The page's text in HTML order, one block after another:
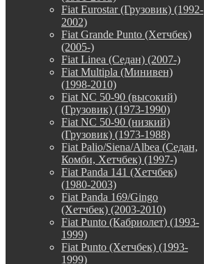
Fiat Eurostar (Грузовик) (1992-
2002)
Fiat Grande Punto (Хетчбек)
(2005-)
Fiat Linea (Седан) (2007-)
Fiat Multipla (Минивен)
(1998-2010)
Fiat NC 50-90 (высокий)
(Грузовик) (1973-1990)
Fiat NC 50-90 (низкий)
(Грузовик) (1973-1988)
Fiat Palio/Siena/Albea (Седан,
Комби, Хетчбек) (1997-)
Fiat Panda 141 (Хетчбек)
(1980-2003)
Fiat Panda 169/Gingo
(Хетчбек) (2003-2010)
Fiat Punto (Кабриолет) (1993-
1999)
Fiat Punto (Хетчбек) (1993-
1999)